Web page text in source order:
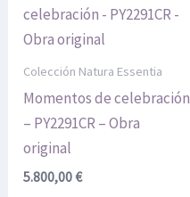
Colección Natura Essentia
Momentos de celebración
– PY2291CR – Obra
original
5.800,00€